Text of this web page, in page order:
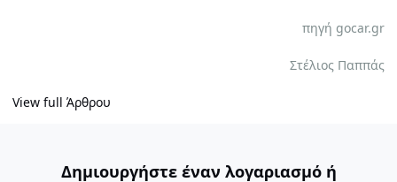
πηγή gocar.gr
Στέλιος Παππάς
View full Άρθρου
Δημιουργήστε έναν λογαριασμό ή